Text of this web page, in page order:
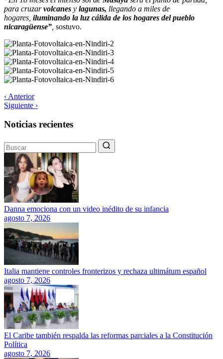
para cruzarvolcanes y lagunas, llegando a miles de
hogares, iluminando la luz cálida de los hogares del pueblo
nicaragüense” sostuvo.
‹ Anterior
Siguiente ›
Noticias recientes
Danna emociona con un video inédito de su infancia
agosto 7, 2026
Italia mantiene controles fronterizos y rechaza ultimátum español
agosto 7, 2026
El Caribe también respalda las reformas parciales a la Constitución
Política
agosto 7, 2026